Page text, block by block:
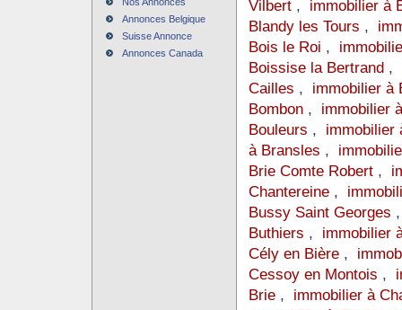
Annonces Belgique
Suisse Annonce
Annonces Canada
Vilbert , immobilier à
Blandy les Tours ,
Bois le Roi ,
Boissise la Bertrand ,
Cailles , immobilier à
Bombon , immobilier
Bouleurs , immobilier
à Bransles ,
Brie Comte Robert ,
Chantereine ,
Bussy Saint Georges
Buthiers , immobilier
Cély en Bière ,
Cessoy en Montois ,
Brie , immobilier à